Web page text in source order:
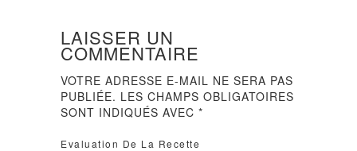
LAISSER UN
COMMENTAIRE
VOTRE ADRESSE E-MAIL NE SERA PAS
PUBLIÉE. LES CHAMPS OBLIGATOIRES
SONT INDIQUÉS AVEC*
Evaluation De La Recette